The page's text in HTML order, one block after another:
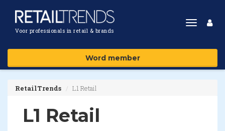
Voor professionals in retail & brands
Toggle
Word member
RetailTrends L1 Retail
L1 Retail